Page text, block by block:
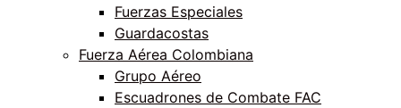
Fuerzas Especiales
Guardacostas
Fuerza Aérea Colombiana
Grupo Aéreo
Escuadrones de Combate FAC